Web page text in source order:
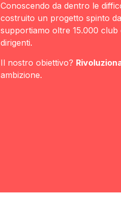
Conoscendo da dentro le
costruito un progetto spinto
supportiamo oltre 15.000 club
dirigenti.
Il nostro obiettivo?
ambizione.